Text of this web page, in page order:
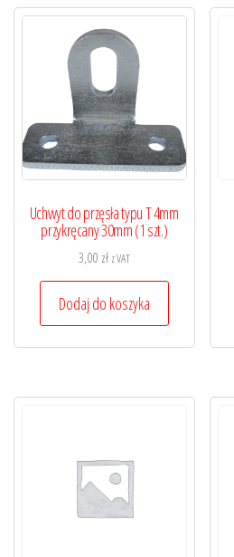
Uchwyt do przęsła typu T 4mm
przykręcany 30mm (1 szt.)
3,00 zł z VAT
Dodaj do koszyka